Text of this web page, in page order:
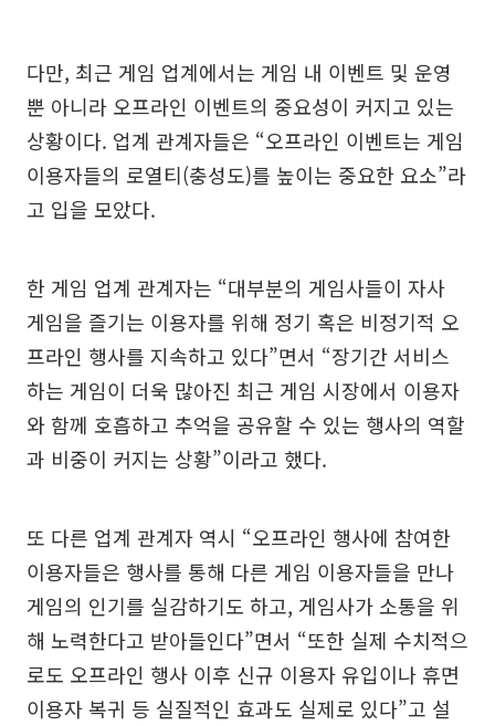
다만, 최근 게임 업계에서는 게임 내 이벤트 및 운영
뿐 아니라 오프라인 이벤트의 중요성이 커지고 있는
상황이다. 업계 관계자들은 “오프라인 이벤트는 게임
이용자들의 로열티(충성도)를 높이는 중요한 요소”라
고 입을 모았다.
한 게임 업계 관계자는 “대부분의 게임사들이 자사
게임을 즐기는 이용자를 위해 정기 혹은 비정기적 오
프라인 행사를 지속하고 있다”면서 “장기간 서비스
하는 게임이 더욱 많아진 최근 게임 시장에서 이용자
와 함께 호흡하고 추억을 공유할 수 있는 행사의 역할
과 비중이 커지는 상황”이라고 했다.
또 다른 업계 관계자 역시 “오프라인 행사에 참여한
이용자들은 행사를 통해 다른 게임 이용자들을 만나
게임의 인기를 실감하기도 하고, 게임사가 소통을 위
해 노력한다고 받아들인다”면서 “또한 실제 수치적으
로도 오프라인 행사 이후 신규 이용자 유입이나 휴면
이용자 복귀 등 실질적인 효과도 실제로 있다”고 설